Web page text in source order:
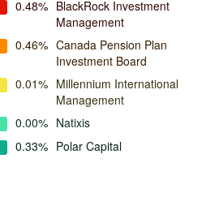
0.48% BlackRock Investment
Management
0.46% Canada Pension Plan
Investment Board
0.01% Millennium International
Management
0.00% Natixis
0.33% Polar Capital